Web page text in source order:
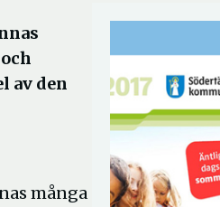
av den
många